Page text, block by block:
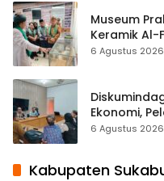
Museum
Keramik Al-
Hampir 500
6 Agustus 2026
Ekonomi,
Terbuka Beri
6 Agustus 2026
Kabupaten